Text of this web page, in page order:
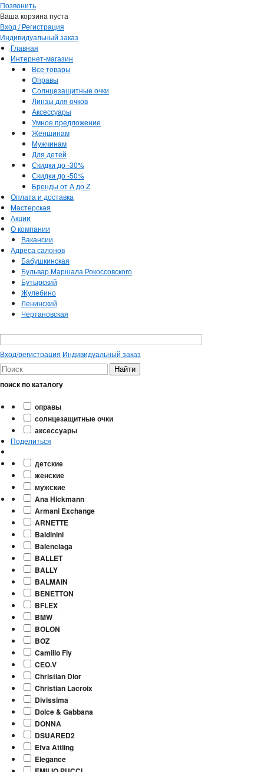
Позвонить
Ваша корзина пуста
Вход / Регистрация
Индивидуальный заказ
Главная
Интернет-магазин
Все товары
Оправы
Солнцезащитные очки
Линзы для очков
Аксессуары
Умное предложение
Женщинам
Мужчинам
Для детей
Скидки до -30%
Скидки до -50%
Бренды от A до Z
Оплата и доставка
Мастерская
Акции
О компании
Вакансии
Адреса салонов
Бабушкинская
Бульвар Маршала Рокоссовского
Бутырский
Жулебино
Ленинский
Чертановская
Вход/регистрация Индивидуальный заказ
поиск по каталогу
оправы
солнцезащитные очки
аксессуары
Поделиться
детские
женские
мужские
Ana Hickmann
Armani Exchange
ARNETTE
Baldinini
Balenciaga
BALLET
BALLY
BALMAIN
BENETTON
BFLEX
BMW
BOLON
BOZ
Camillo Fly
CEO.V
Christian Dior
Christian Lacroix
Divissima
Dolce & Gabbana
DONNA
DSUARED2
Efva Attling
Elegance